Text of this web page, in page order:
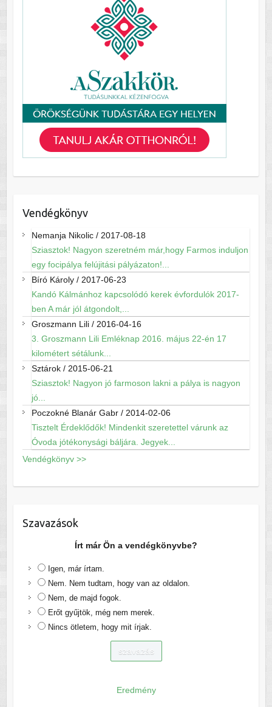
Vendégkönyv
Nemanja Nikolic/ 2017-08-18
Sziasztok! Nagyon szeretném már,hogy Farmos induljon
egy focipálya felújitási pályázaton!...
Bíró Károly/ 2017-06-23
Kandó Kálmánhoz kapcsolódó kerek évfordulók 2017-
ben A már jól átgondolt,...
Groszmann Lili/ 2016-04-16
3. Groszmann Lili Emléknap 2016. május 22-én 17
kilométert sétálunk...
Sztárok/ 2015-06-21
Sziasztok! Nagyon jó farmoson lakni a pálya is nagyon
jó...
Poczokné Blanár Gabr/ 2014-02-06
Tisztelt Érdeklődők! Mindenkit szeretettel várunk az
Óvoda jótékonysági báljára. Jegyek...
Vendégkönyv >>
Szavazások
Írt már Ön a vendégkönyvbe?
Igen, már írtam.
Nem. Nem tudtam, hogy van az oldalon.
Nem, de majd fogok.
Erőt gyűjtök, még nem merek.
Nincs ötletem, hogy mit írjak.
Eredmény